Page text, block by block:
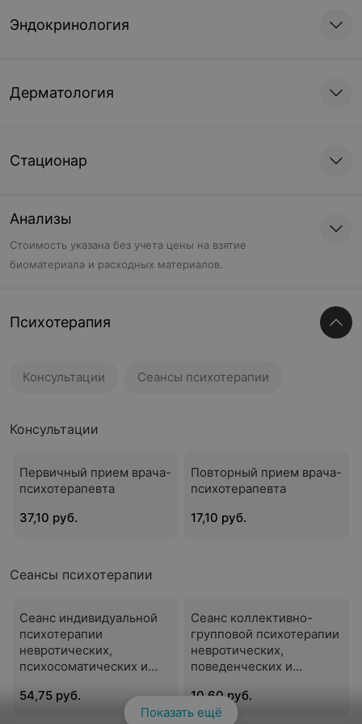
Эндокринология
Дерматология
Стационар
Анализы
Cтоимость указана без учета цены на взятие
биоматериала и расходных материалов.
Психотерапия
Консультации Сеансы психотерапии
Консультации
Первичный прием врача-
психотерапевта
37,10 руб.
Повторный прием врача-
психотерапевта
17,10 руб.
Сеансы психотерапии
Сеанс индивидуальной
психотерапии
невротических,
психосоматических и
расстройств
54,75 руб.
Сеанс коллективно-
групповой психотерапии
невротических,
поведенческих и
расстройств
10,60 руб.
Показать ещё